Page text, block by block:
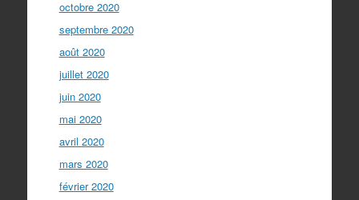
octobre 2020
septembre 2020
août 2020
juillet 2020
juin 2020
mai 2020
avril 2020
mars 2020
février 2020